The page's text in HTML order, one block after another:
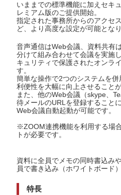
いままでの標準機能に加えセキ
レミアム版のご提供開始。
指定された事務所からのアクセ
ど、より高度な設定が可能となり
音声通信はWeb会議、資料共有
分けて組み合わせて会議を実施
キュリティで保護されたオンラ
す。
簡単な操作で2つのシステムを
利便性を大幅に向上させること
また、他のWeb会議（skype、
待メールのURLを登録すること
Web会議自動起動が可能です。
※ZOOM連携機能を利用する場
トが必要です。
資料に全員でメモの同時書込み
員で書き込み（ホワイトボード
特長